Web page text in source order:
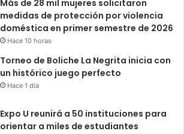
Más de 28 mil mujeres solicitaron
medidas de protección por violencia
doméstica en primer semestre de 2026
Hace 10 horas
Torneo de Boliche La Negrita inicia con
un histórico juego perfecto
Hace 1 día
Expo U reunirá a 50 instituciones para
orientar a miles de estudiantes